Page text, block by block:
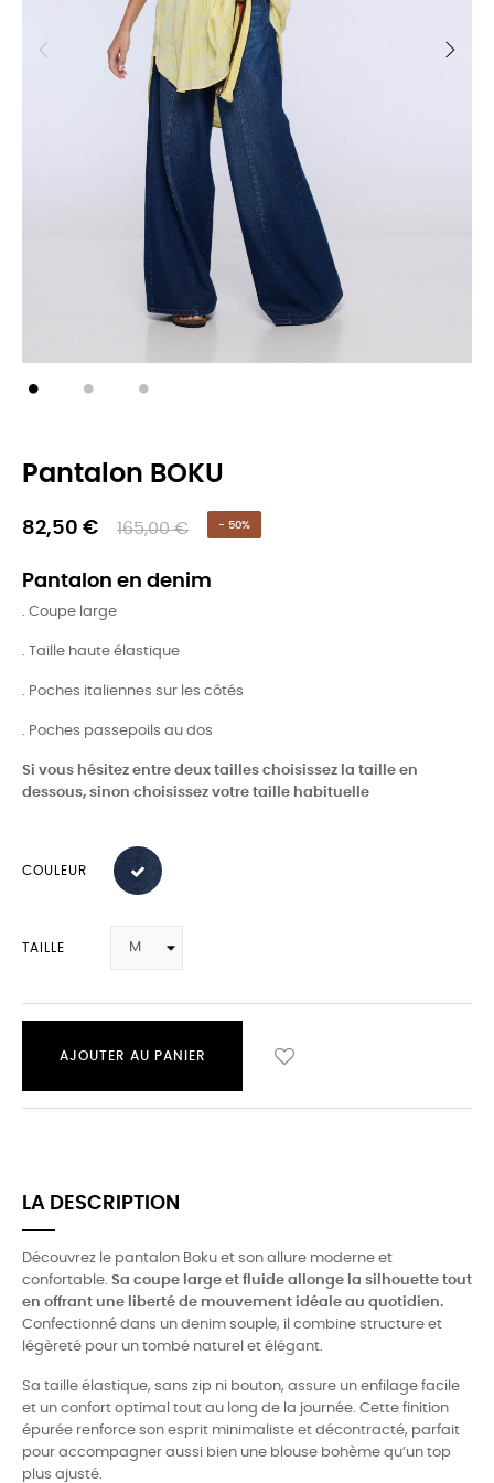
Pantalon BOKU
82,50 € 165,00 € - 50%
Pantalon en denim
. Coupe large
. Taille haute élastique
. Poches italiennes sur les côtés
. Poches passepoils au dos
Si vous hésitez entre deux tailles choisissez la taille en
dessous, sinon choisissez votre taille habituelle
COULEUR
TAILLE
AJOUTER AU PANIER
LA DESCRIPTION
Découvrez le pantalon Boku et son allure moderne et
confortable. Sa coupe large et fluide allonge la silhouette tout
en offrant une liberté de mouvement idéale au quotidien.
Confectionné dans un denim souple, il combine structure et
légèreté pour un tombé naturel et élégant.
Sa taille élastique, sans zip ni bouton, assure un enfilage facile
et un confort optimal tout au long de la journée. Cette finition
épurée renforce son esprit minimaliste et décontracté, parfait
pour accompagner aussi bien une blouse bohème qu’un top
plus ajusté.